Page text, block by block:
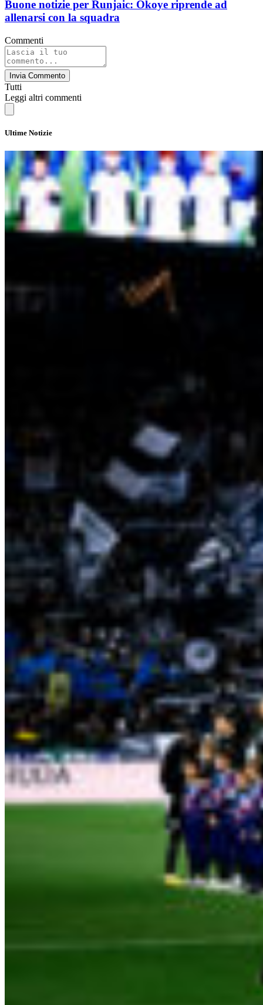
Buone notizie per Runjaic: Okoye riprende ad
allenarsi con la squadra
Commenti
Invia Commento
Tutti
Leggi altri commenti
Ultime Notizie